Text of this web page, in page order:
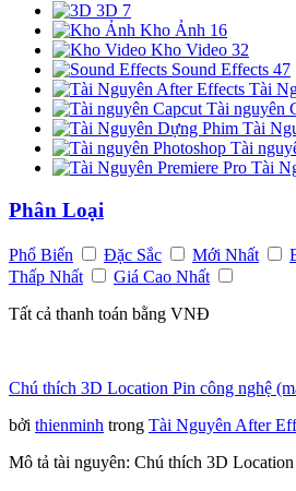
3D 7
Kho Ảnh 16
Kho Video 32
Sound Effects 47
Tài
Tài nguyên
Tài
Tài
Tài
Phân Loại
Phổ Biến Đặc Sắc Mới Nhất
Thấp Nhất
Giá Cao Nhất
Tất cả thanh toán bằng VNĐ
Chú thích 3D Location Pin công nghệ
bởi thienminh trong Tài Nguyên After
Mô tả tài nguyên: Chú thích 3D